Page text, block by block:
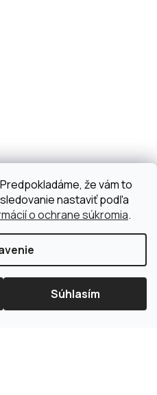
že vám to
nastaviť podľa
o ochrane súkromia.
Súhlasím